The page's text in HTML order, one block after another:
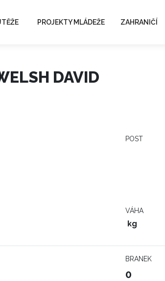
PROJEKTY MLÁDEŽE ZAHRANIČÍ
DAVID
POST
VÁHA
kg
BRANEK
0